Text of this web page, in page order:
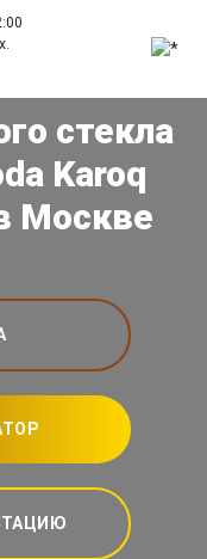
стекла
Karoq
Москве